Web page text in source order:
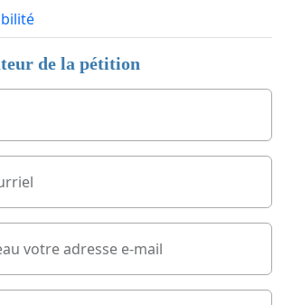
de la pétition
votre adresse e-mail